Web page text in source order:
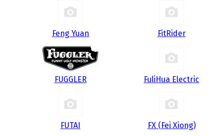
Feng Yuan FitRider
FUGGLER FuliHua Electric
FUTAI FX (Fei Xiong)